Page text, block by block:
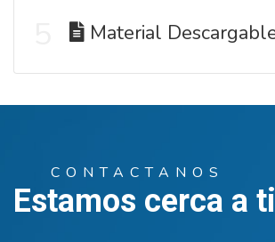
Material
CONTACTANOS
Estamos cerca a ti